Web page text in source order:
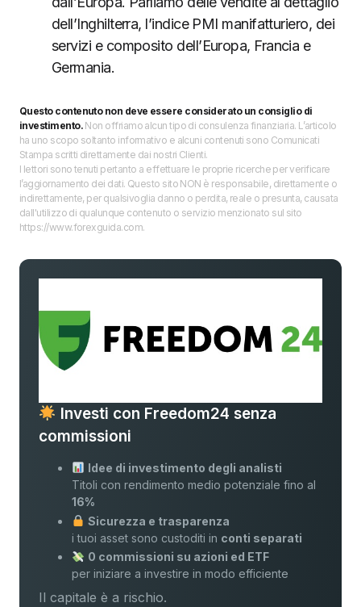
dell’Inghilterra, l’indice PMI manifatturiero, dei
servizi e composito dell’Europa, Francia e
Germania.
Questo contenuto non deve essere considerato un consiglio di
investimento.Non offriamo alcun tipo di consulenza finanziaria. L’articolo
ha uno scopo soltanto informativo e alcuni contenuti sono Comunicati
Stampa scritti direttamente dai nostri Clienti.
I lettori sono tenuti pertanto a effettuare le proprie ricerche per verificare
l’aggiornamento dei dati. Questo sito NON è responsabile, direttamente o
indirettamente, per qualsivoglia danno o perdita, reale o presunta, causata
dall'utilizzo di qualunque contenuto o servizio menzionato sul sito
https://www.forexguida.com.
Investi con Freedom24 senza
commissioni
Idee di investimento degli analisti
Titoli con rendimento medio potenziale fino al
16%
Sicurezza e trasparenza
i tuoi asset sono custoditi in conti separati
0 commissioni su azioni ed ETF
per iniziare a investire in modo efficiente
Il capitale è a rischio.